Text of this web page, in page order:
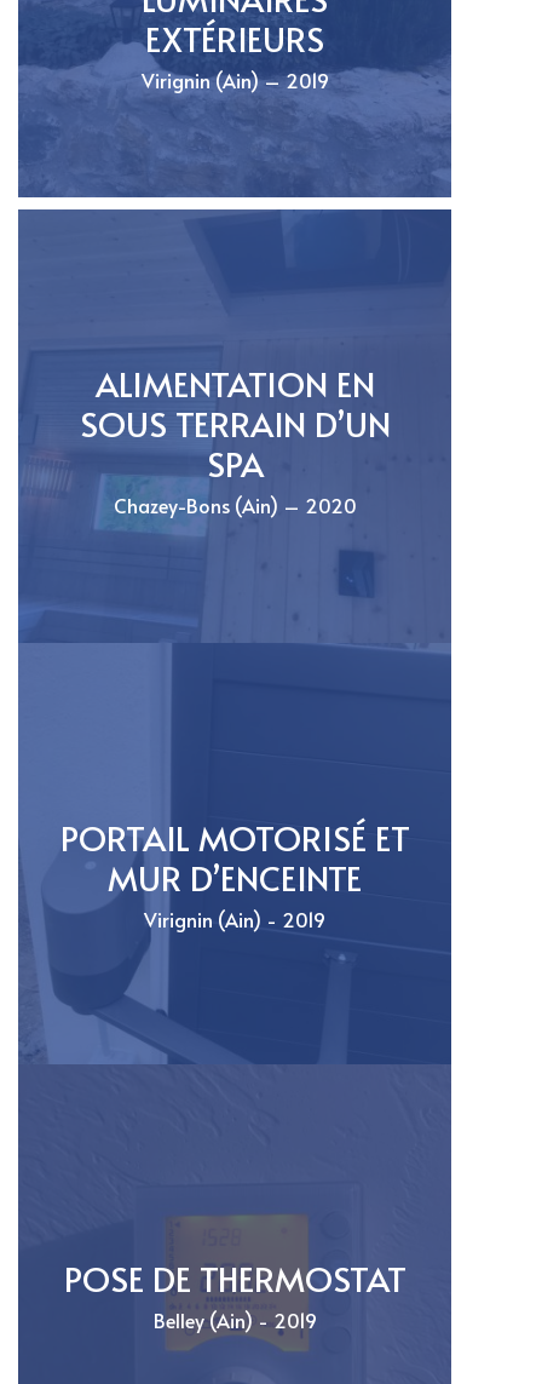
EXTÉRIEURS
Virignin (Ain) – 2019
ALIMENTATION EN
SOUS TERRAIN D’UN
SPA
Chazey-Bons (Ain) – 2020
PORTAIL MOTORISÉ ET
MUR D’ENCEINTE
Virignin (Ain) - 2019
POSE DE THERMOSTAT
Belley (Ain) - 2019